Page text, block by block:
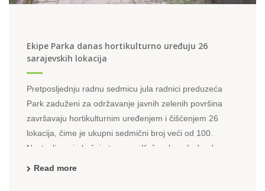
Ekipe Parka danas hortikulturno uređuju 26
sarajevskih lokacija
Pretposljednju radnu sedmicu jula radnici preduzeća
Park zaduženi za održavanje javnih zelenih površina
završavaju hortikulturnim uređenjem i čišćenjem 26
lokacija, čime je ukupni sedmični broj veći od 100.
Nastavljena je košnja trave na Koševskom brdu, danas
Read more